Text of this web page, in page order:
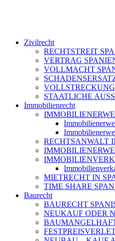
Zivilrecht
RECHTSTREIT
VERTRAG
VOLLMACHT
STAATLICHE
Immobilienrecht
RECHTSANWALT
MIETRECHT IN
TIME SHARE
Baurecht
BAURECHT
NEUKAUF ODER